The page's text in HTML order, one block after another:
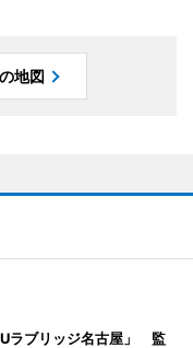
地図
ラブリッジ名古屋」 監